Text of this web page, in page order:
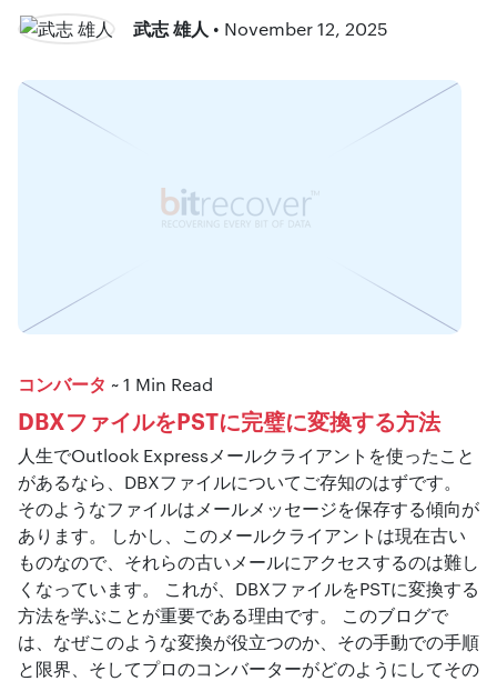
武志 雄人 • November 12, 2025
コンバータ ~ 1 Min Read
DBXファイルをPSTに完璧に変換する方法
人生でOutlook Expressメールクライアントを使ったこと
があるなら、DBXファイルについてご存知のはずです。
そのようなファイルはメールメッセージを保存する傾向が
あります。 しかし、このメールクライアントは現在古い
ものなので、それらの古いメールにアクセスするのは難し
くなっています。 これが、DBXファイルをPSTに変換する
方法を学ぶことが重要である理由です。 このブログで
は、なぜこのような変換が役立つのか、その手動での手順
と限界、そしてプロのコンバーターがどのようにしてその